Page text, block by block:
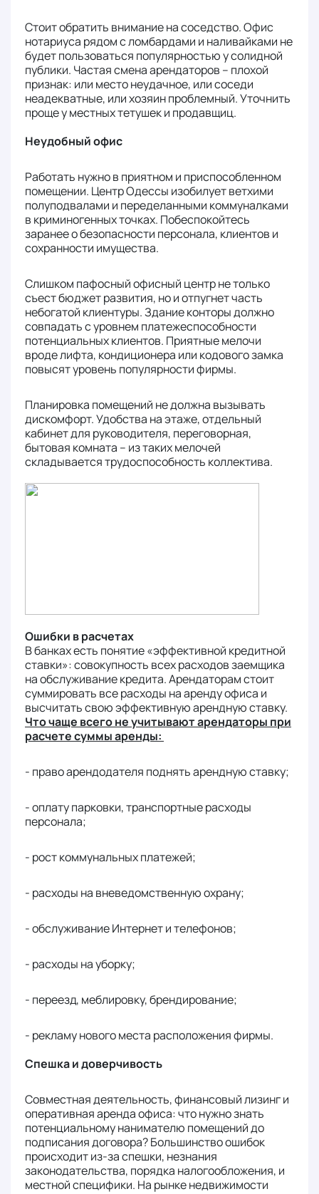
Стоит обратить внимание на соседство. Офис
нотариуса рядом с ломбардами и наливайками не
будет пользоваться популярностью у солидной
публики. Частая смена арендаторов – плохой
признак: или место неудачное, или соседи
неадекватные, или хозяин проблемный. Уточнить
проще у местных тетушек и продавщиц.
Неудобный офис
Работать нужно в приятном и приспособленном
помещении. Центр Одессы изобилует ветхими
полуподвалами и переделанными коммуналками
в криминогенных точках. Побеспокойтесь
заранее о безопасности персонала, клиентов и
сохранности имущества.
Слишком пафосный офисный центр не только
съест бюджет развития, но и отпугнет часть
небогатой клиентуры. Здание конторы должно
совпадать с уровнем платежеспособности
потенциальных клиентов. Приятные мелочи
вроде лифта, кондиционера или кодового замка
повысят уровень популярности фирмы.
Планировка помещений не должна вызывать
дискомфорт. Удобства на этаже, отдельный
кабинет для руководителя, переговорная,
бытовая комната – из таких мелочей
складывается трудоспособность коллектива.
Ошибки в расчетах
В банках есть понятие «эффективной кредитной
ставки»: совокупность всех расходов заемщика
на обслуживание кредита. Арендаторам стоит
суммировать все расходы на аренду офиса и
высчитать свою эффективную арендную ставку.
Что чаще всего не учитывают арендаторы при
расчете суммы аренды:
- право арендодателя поднять арендную ставку;
- оплату парковки, транспортные расходы
персонала;
- рост коммунальных платежей;
- расходы на вневедомственную охрану;
- обслуживание Интернет и телефонов;
- расходы на уборку;
- переезд, меблировку, брендирование;
- рекламу нового места расположения фирмы.
Спешка и доверчивость
Совместная деятельность, финансовый лизинг и
оперативная аренда офиса: что нужно знать
потенциальному нанимателю помещений до
подписания договора? Большинство ошибок
происходит из-за спешки, незнания
законодательства, порядка налогообложения, и
местной специфики. На рынке недвижимости